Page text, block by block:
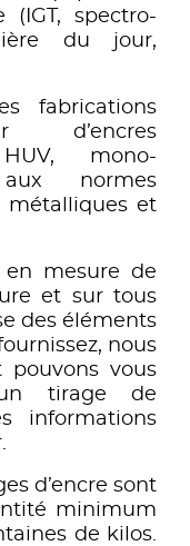
(IGT, spectro-
du jour,
fabrications
mono-
normes
métalliques et
en mesure de
et sur tous
des éléments
nous
pouvons vous
tirage de
informations
d’encre sont
minimum
de kilos.